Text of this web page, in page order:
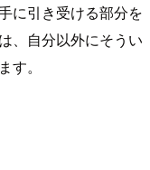
に引き受ける部分を
、自分以外にそうい
す。